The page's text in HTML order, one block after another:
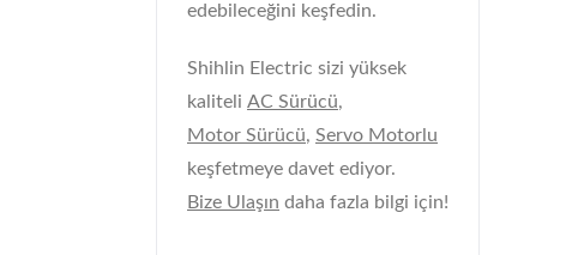
edebileceğini keşfedin.
Shihlin Electric sizi yüksek
kaliteli AC Sürücü,
Motor Sürücü, Servo Motorlu
keşfetmeye davet ediyor.
Bize Ulaşın daha fazla bilgi için!